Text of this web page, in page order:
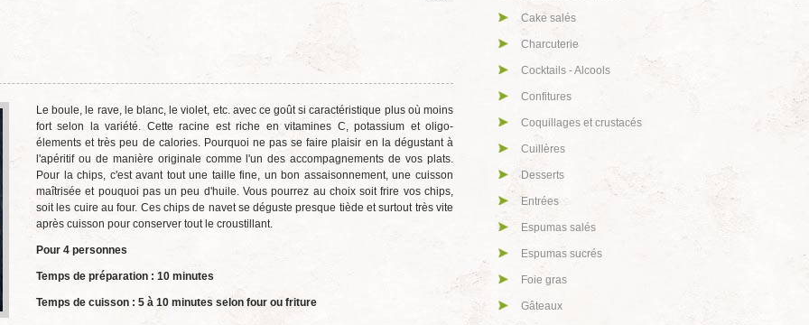
Le boule, le rave, le blanc, le violet, etc. avec ce goût si caractéristique plus où moins
fort selon la variété. Cette racine est riche en vitamines C, potassium et oligo-
élements et très peu de calories. Pourquoi ne pas se faire plaisir en la dégustant à
l'apéritif ou de manière originale comme l'un des accompagnements de vos plats.
Pour la chips, c'est avant tout une taille fine, un bon assaisonnement, une cuisson
maîtrisée et pouquoi pas un peu d'huile. Vous pourrez au choix soit frire vos chips,
soit les cuire au four. Ces chips de navet se déguste presque tiède et surtout très vite
après cuisson pour conserver tout le croustillant.
Pour 4 personnes
Temps de préparation : 10 minutes
Temps de cuisson : 5 à 10 minutes selon four ou friture
Cake salés
Charcuterie
Cocktails - Alcools
Confitures
Coquillages et crustacés
Cuillères
Desserts
Entrées
Espumas salés
Espumas sucrés
Foie gras
Gâteaux